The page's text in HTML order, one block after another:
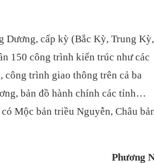
Dương, cấp kỳ (Bắc Kỳ, Trung Kỳ,
150 công trình kiến trúc như các
trình giao thông trên cả ba
bản đồ hành chính các tỉnh…
Mộc bản triều Nguyễn, Châu
Phương